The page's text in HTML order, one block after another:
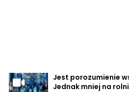
Jest porozumienie
Jednak mniej na